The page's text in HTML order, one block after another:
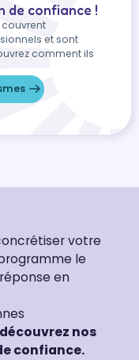
de confiance !
et sont
comment ils
votre
le
en
découvrez nos
confiance.